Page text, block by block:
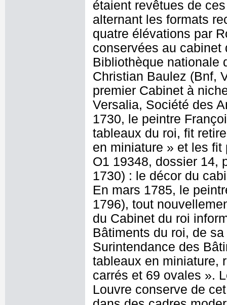
étaient revêtues de
alternant les formats
quatre élévations par
conservées au cabinet
Bibliothèque nationale
Christian Baulez (Bnf,
premier Cabinet à
Versalia, Société des
1730, le peintre
tableaux du roi, fit
en miniature » et les
O1 19348, dossier 14,
1730) : le décor du
En mars 1785, le
1796), tout
du Cabinet du roi
Bâtiments du roi, de
Surintendance des
tableaux en miniature,
carrés et 69 ovales ».
Louvre conserve de